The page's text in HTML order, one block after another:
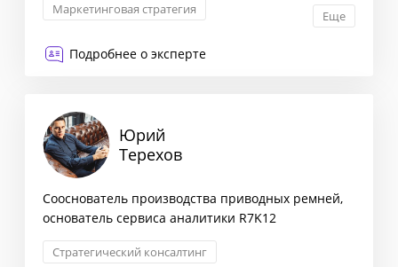
Маркетинговая стратегия
Еще
Подробнее о эксперте
Юрий
Терехов
Сооснователь производства приводных ремней,
основатель сервиса аналитики R7K12
Стратегический консалтинг